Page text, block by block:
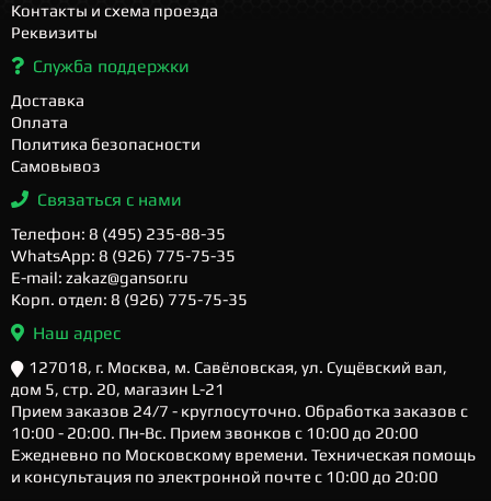
Контакты и схема проезда
Реквизиты
Служба поддержки
Доставка
Оплата
Политика безопасности
Самовывоз
Связаться с нами
Телефон: 8 (495) 235-88-35
WhatsApp: 8 (926) 775-75-35
E-mail: zakaz@gansor.ru
Корп. отдел: 8 (926) 775-75-35
Наш адрес
127018, г. Москва, м. Савёловская, ул. Сущёвский вал,
дом 5, стр. 20, магазин L-21
Прием заказов 24/7 - круглосуточно. Обработка заказов с
10:00 - 20:00. Пн-Вс. Прием звонков с 10:00 до 20:00
Ежедневно по Московскому времени. Техническая помощь
и консультация по электронной почте с 10:00 до 20:00